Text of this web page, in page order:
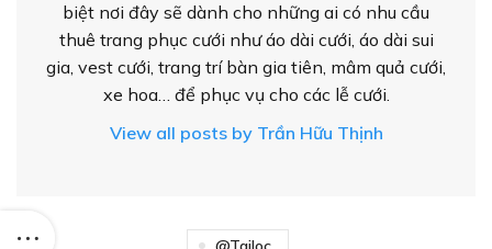
biệt nơi đây sẽ dành cho những ai có nhu cầu
thuê trang phục cưới như áo dài cưới, áo dài sui
gia, vest cưới, trang trí bàn gia tiên, mâm quả cưới,
xe hoa… để phục vụ cho các lễ cưới.
View all posts by Trần Hữu Thịnh